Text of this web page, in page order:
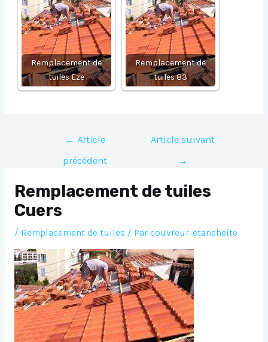
Remplacement de
tuiles Eze
Remplacement de
tuiles 83
Navigation
l’article
← Article
précédent
Article suivant
→
Remplacement de tuiles
Cuers
/ Remplacement de tuiles / Par couvreur-etancheite